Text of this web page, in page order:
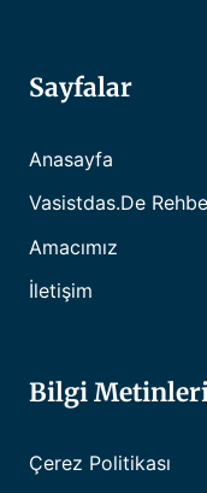
Sayfalar
Anasayfa
Vasistdas.de
Amacımız
İletişim
Bilgi
Çerez Politikası